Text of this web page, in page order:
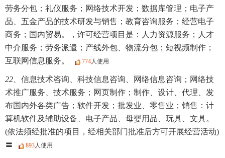
劳务分包；礼仪服务；网络技术开发；数据库管理；电子产
品、五金产品的技术研发与销售；教育咨询服务；经营电子
商务；国内贸易。，许可经营项目是：人力资源服务；人才
中介服务；劳务派遣；产线外包、物流分包；短视频制作；
互联网信息服务。
774人使用
22、 信息技术咨询、科技信息咨询、网络信息咨询；网络技
术推广服务、技术服务；网页制作；制作、设计、代理、发
布国内外各类广告；软件开发；批发业、零售业；销售：计
算机软件及辅助设备、电子产品、母婴用品、玩具、文具。
(依法须经批准的项目，经相关部门批准后方可开展经营活动)
〓
893人使用